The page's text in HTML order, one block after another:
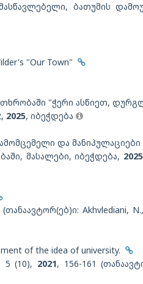
ბათუმის
"Our Town"
"ჭერი ასწიეთ,
2025, იბეჭდება
და მანიპულაციები
მასალები, იბეჭდება, 2025
(თანაავტორ(ებ)ი: Akhvlediani,
of the idea of university.
5 (10), 2021, 156-161